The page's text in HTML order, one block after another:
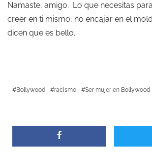
Namaste, amigo. Lo que necesitas
creer en ti mismo, no encajar en el
dicen que es bello.
Bollywood racismo Ser mujer en Bollywood